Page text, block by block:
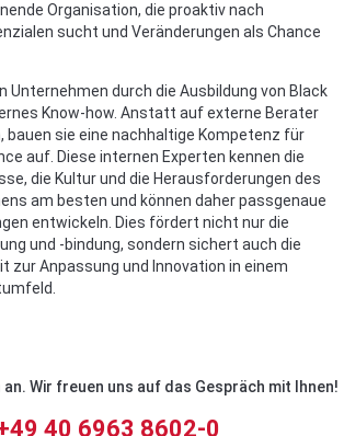
Organisation, die proaktiv nach
sucht und Veränderungen als Chance
Unternehmen durch die Ausbildung von Black
Know-how. Anstatt auf externe Berater
bauen sie eine nachhaltige Kompetenz für
auf. Diese internen Experten kennen die
die Kultur und die Herausforderungen des
am besten und können daher passgenaue
entwickeln. Dies fördert nicht nur die
und -bindung, sondern sichert auch die
zur Anpassung und Innovation in einem
an. Wir freuen uns auf das Gespräch mit Ihnen!
40 6963 8602-0